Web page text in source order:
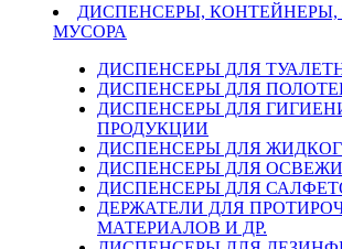
ДИСПЕНСЕРЫ, КОНТЕЙНЕРЫ,
МУСОРА
ДИСПЕНСЕРЫ ДЛЯ
ДИСПЕНСЕРЫ ДЛЯ
ДИСПЕНСЕРЫ ДЛЯ
ПРОДУКЦИИ
ДИСПЕНСЕРЫ ДЛЯ
ДИСПЕНСЕРЫ ДЛЯ
ДИСПЕНСЕРЫ ДЛЯ
ДЕРЖАТЕЛИ ДЛЯ
МАТЕРИАЛОВ И ДР.